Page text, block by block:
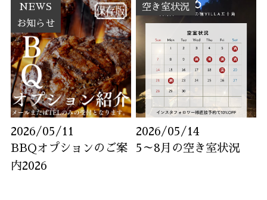
2026/05/11
NEWS
お知らせ
BBQオプションのご案
内2026
2026/05/14
空き室状況
5～8月の空き室状況